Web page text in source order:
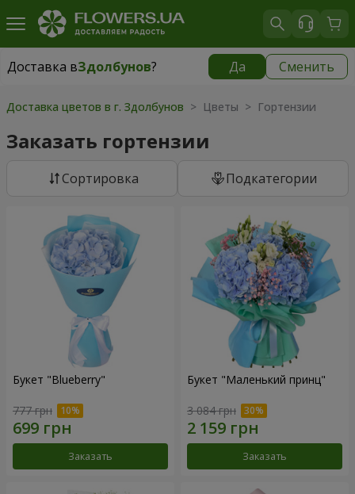
Доставка вЗдолбунов? Да Сменить
Доставка вЗдолбунов|
Доставка цветов в г. Здолбунов > Цветы > Гортензии
Заказать гортензии
Cортировка Подкатегории
Букет "Blueberry"
777 грн
Заказать
Букет "Маленький принц"
3 084 грн
Заказать